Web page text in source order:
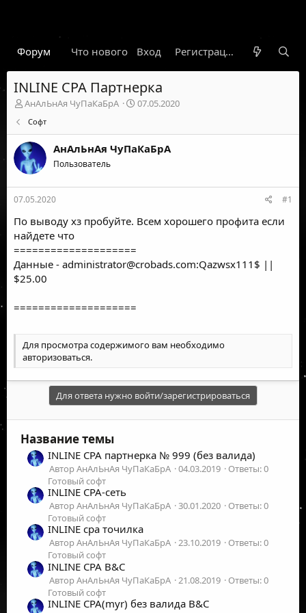
Форум Что нового Гарант Новости
Вход Регистрация
INLINE CPA Партнерка
А
о
р
т
е
м
ы
АнАлЬнАя ЧуПаКаБрА
Д
н
а
07.05.2020
Софт
АнАлЬнАя ЧуПаКаБрА
Пользователь
07.05.2020 #1
По выводу хз пробуйте. Всем хорошего профита если
найдете что
====================
Данные - administrator@crobads.com:Qazwsx111$ ||
$25.00
====================
Для просмотра содержимого вам необходимо
авторизоваться.
Для ответа нужно войти/зарегистрироваться
Название темы
INLINE CPA партнерка № 999 (без валида)
Автор АнАлЬнАя ЧуПаКаБрА 04.03.2019
Ответы: 0
Готовый софт
INLINE CPA-сеть
Автор АнАлЬнАя ЧуПаКаБрА 30.01.2020
Ответы: 0
Готовый софт
INLINE cpa точилка
Автор АнАлЬнАя ЧуПаКаБрА 23.10.2019
Ответы: 0
Готовый софт
INLINE CPA B&C
Автор АнАлЬнАя ЧуПаКаБрА 21.08.2019
Ответы: 0
Готовый софт
INLINE CPA(myr) без валида B&C